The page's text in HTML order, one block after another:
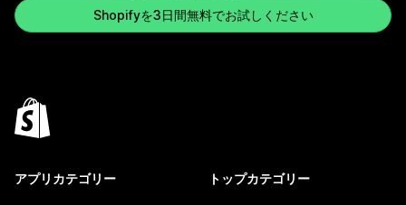
Shopifyを3日間無料でお試しください
アプリカテゴリー トップカテゴリー